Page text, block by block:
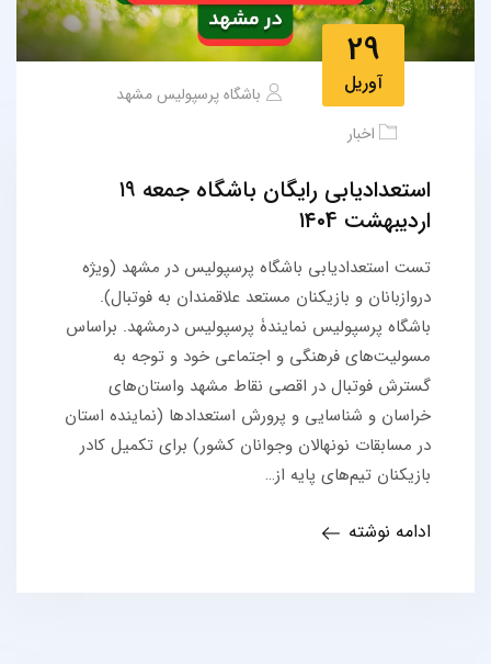
29
آوریل
باشگاه پرسپولیس مشهد
اخبار
استعدادیابی رایگان باشگاه جمعه ۱۹
اردیبهشت ۱۴۰4
تست استعدادیابی باشگاه پرسپولیس در مشهد (ویژه
دروازبانان و بازیکنان مستعد علاقمندان به فوتبال).
باشگاه پرسپولیس نمایندۀ پرسپولیس درمشهد. براساس
مسولیت‌های فرهنگی و اجتماعی خود و توجه به
گسترش فوتبال در اقصی نقاط مشهد واستان‌های
خراسان و شناسایی و پرورش استعدادها (نماینده استان
در مسابقات نونهالان وجوانان کشور) برای تکمیل کادر
بازیکنان تیم‌های پایه از…
ادامه نوشته